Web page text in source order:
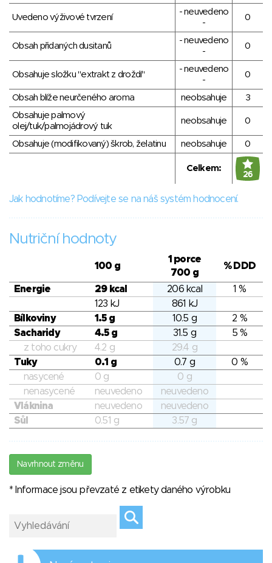
Uvedeno výživové tvrzení
- neuvedeno
-
0
Obsah přidaných dusitanů
- neuvedeno
-
0
Obsahuje složku "extrakt z droždí"
- neuvedeno
-
0
Obsah blíže neurčeného aroma neobsahuje
3
Obsahuje palmový
olej/tuk/palmojádrový tuk
neobsahuje 0
Obsahuje (modifikovaný) škrob, želatinu neobsahuje 0
Celkem:
26
Jak hodnotíme? Podívejte se na náš systém hodnocení.
Nutriční hodnoty
100 g
1 porce
700 g
% DDD
Energie 29 kcal 206 kcal
1 %
123 kJ
861 kJ
Bílkoviny
1.5 g 10.5 g
2 %
Sacharidy
4.5 g 31.5 g
5 %
z toho cukry
4.2 g
29.4 g
Tuky
0.1 g 0.7 g
0 %
nasycené
0 g
0 g
nenasycené
neuvedeno
neuvedeno
Vláknina
neuvedeno
neuvedeno
Sůl
0.51 g 3.57 g
Navrhnout změnu
* Informace jsou převzaté z etikety daného výrobku